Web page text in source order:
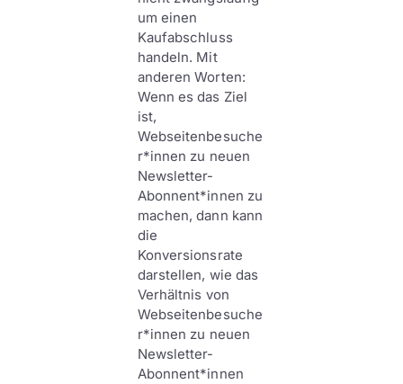
um einen
Kaufabschluss
handeln. Mit
anderen Worten:
Wenn es das Ziel
ist,
Webseitenbesuche
r*innen zu neuen
Newsletter-
Abonnent*innen zu
machen, dann kann
die
Konversionsrate
darstellen, wie das
Verhältnis von
Webseitenbesuche
r*innen zu neuen
Newsletter-
Abonnent*innen